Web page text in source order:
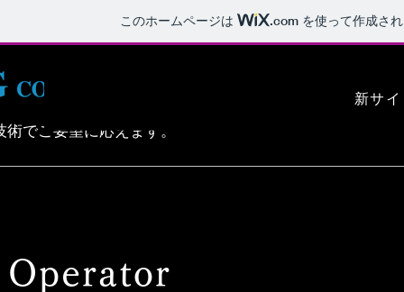
このホームページは .com を使って作成さ
新サ
でご要望に応えます。
Operator